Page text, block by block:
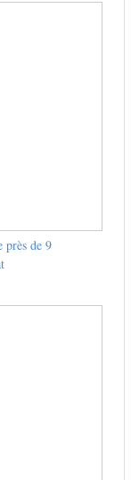
près de 9